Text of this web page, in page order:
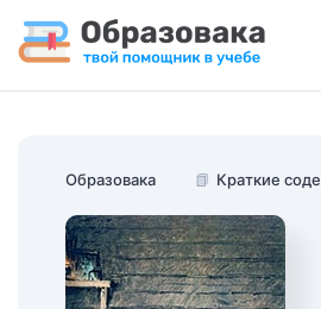
Образовака 📗 Краткие